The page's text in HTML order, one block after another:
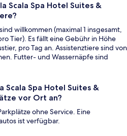
Scala Spa Hotel Suites &
willkommen (maximal 1 insgesamt,
Tier). Es fällt eine Gebühr in Höhe
pro Tag an. Assistenztiere sind von
Futter- und Wassernäpfe sind
Scala Spa Hotel Suites &
vor Ort an?
ohne Service. Eine
ist verfügbar.